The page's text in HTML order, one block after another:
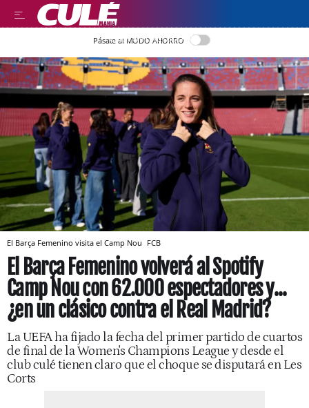
LEER EN CASTELLANO
Pásate al MODO AHORRO
El Barça Femenino visita el Camp Nou FCB
El Barça Femenino volverá al Spotify
Camp Nou con 62.000 espectadores y...
¿en un clásico contra el Real Madrid?
La UEFA ha fijado la fecha del primer partido de cuartos
de final de la Women's Champions League y desde el
club culé tienen claro que el choque se disputará en Les
Corts